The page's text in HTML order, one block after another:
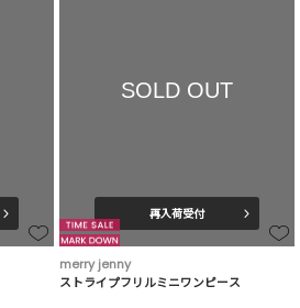
SOLD OUT
再入荷受付
merry jenny
ストライプフリルミニワンピース